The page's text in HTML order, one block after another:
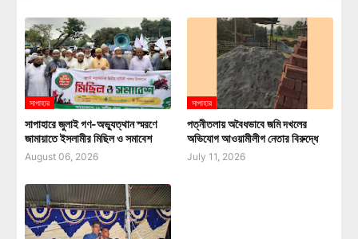
সাপাহার
সাপাহারে জুলাই গণ-অভ্যুত্থান স্মরণে
জামায়াতে ইসলামীর মিছিল ও সমাবেশ
August 06, 2026
সাপাহার
পত্নীতলায় অবৈধভাবে জমি দখলের
অভিযোগ আওয়ামীলীগ নেতার বিরুদ্ধে
July 11, 2026